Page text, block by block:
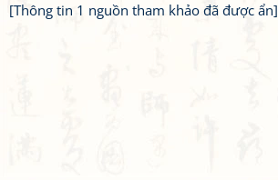
[Thông tin 1 nguồn tham khảo đã được ẩn]